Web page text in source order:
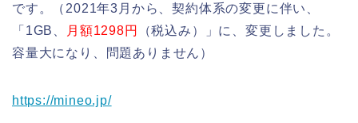
です。（2021年3月から、契約体系の変更に伴い、
「1GB、
月額1298円
（税込み）」に、変更しました。
容量大になり、問題ありません）
https://mineo.jp/